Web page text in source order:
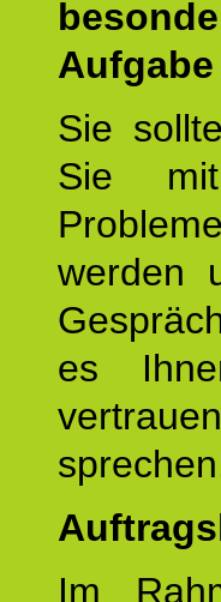
Aufgabe
Sie
Sie
werden
es
Im